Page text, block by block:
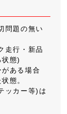
問題の無い
走行・新品
態)
ある場合
態。
ッカー等)は